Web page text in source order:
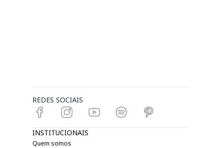
REDES SOCIAIS
INSTITUCIONAIS
Quem somos